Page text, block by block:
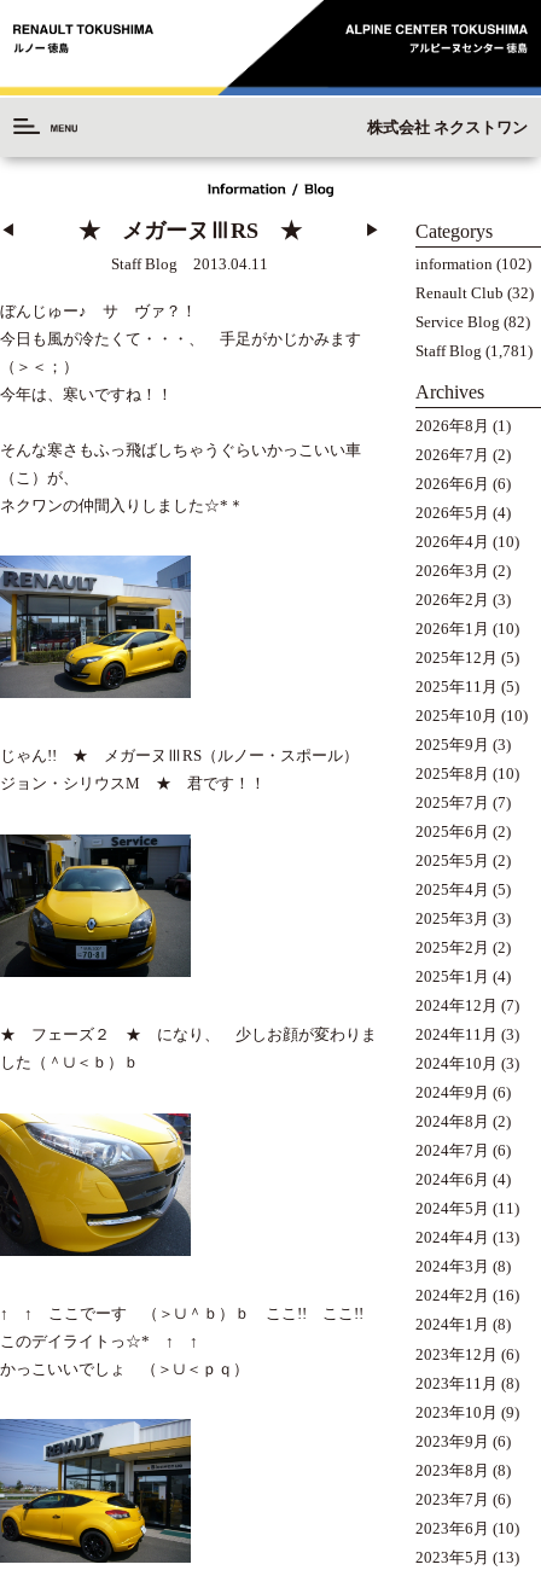
株式会社 ネクストワン
◀︎ ★ メガーヌⅢRS ★
Staff Blog 2013.04.11
▶︎
ぼんじゅー♪ サ ヴァ？！
今日も風が冷たくて・・・、 手足がかじかみます
（＞＜；）
今年は、寒いですね！！
そんな寒さもふっ飛ばしちゃうぐらいかっこいい車
（こ）が、
ネクワンの仲間入りしました☆*＊
じゃん!! ★ メガーヌⅢRS（ルノー・スポール）
ジョン・シリウスM ★ 君です！！
★ フェーズ２ ★ になり、 少しお顔が変わりま
した（＾∪＜ｂ）ｂ
↑ ↑ ここでーす （＞∪＾ｂ）ｂ ここ!! ここ!!
このデイライトっ☆* ↑ ↑
かっこいいでしょ （＞∪＜ｐｑ）
Categorys
information (102)
Renault Club (32)
Service Blog (82)
Staff Blog (1,781)
Archives
2026年8月 (1)
2026年7月 (2)
2026年6月 (6)
2026年5月 (4)
2026年4月 (10)
2026年3月 (2)
2026年2月 (3)
2026年1月 (10)
2025年12月 (5)
2025年11月 (5)
2025年10月 (10)
2025年9月 (3)
2025年8月 (10)
2025年7月 (7)
2025年6月 (2)
2025年5月 (2)
2025年4月 (5)
2025年3月 (3)
2025年2月 (2)
2025年1月 (4)
2024年12月 (7)
2024年11月 (3)
2024年10月 (3)
2024年9月 (6)
2024年8月 (2)
2024年7月 (6)
2024年6月 (4)
2024年5月 (11)
2024年4月 (13)
2024年3月 (8)
2024年2月 (16)
2024年1月 (8)
2023年12月 (6)
2023年11月 (8)
2023年10月 (9)
2023年9月 (6)
2023年8月 (8)
2023年7月 (6)
2023年6月 (10)
2023年5月 (13)